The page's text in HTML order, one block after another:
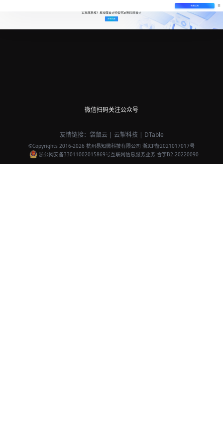
免费试用
实现效果难？易知微设计师帮你定制同款设计
定制同款
微信扫码关注公众号
友情链接： 袋鼠云 | 云掣科技 | DTable
©Copyrights 2016-2026 杭州易知微科技有限公司 浙ICP备2021017017号
浙公网安备33011002015869号互联网信息服务业务 合字B2-20220090